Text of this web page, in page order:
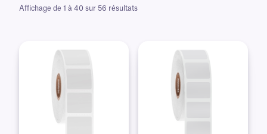
Affichage de 1 à 40 sur 56 résultats